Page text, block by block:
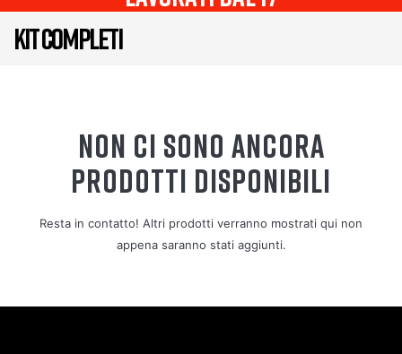
KIT COMPLETI
NON CI SONO ANCORA
PRODOTTI DISPONIBILI
Resta in contatto! Altri prodotti verranno mostrati qui non
appena saranno stati aggiunti.